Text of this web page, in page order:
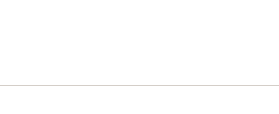
きぬを使用